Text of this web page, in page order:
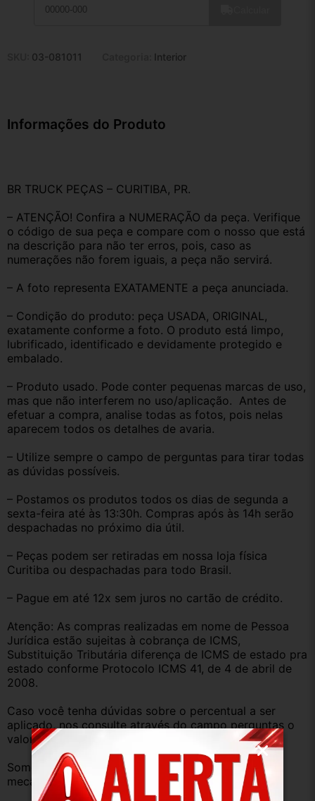
03-081011 Interior
Informações do Produto
BR TRUCK PEÇAS – CURITIBA, PR.
– ATENÇÃO! Confira a NUMERAÇÃO da peça. Verifique
o código de sua peça e compare com o nosso que está
na descrição para não ter erros, pois, caso as
numerações não forem iguais, a peça não servirá.
– A foto representa EXATAMENTE a peça anunciada.
– Condição do produto: peça USADA, ORIGINAL,
exatamente conforme a foto. O produto está limpo,
lubrificado, identificado e devidamente protegido e
embalado.
– Produto usado. Pode conter pequenas marcas de uso,
mas que não interferem no uso/aplicação.  Antes de
efetuar a compra, analise todas as fotos, pois nelas
aparecem todos os detalhes de avaria.
– Utilize sempre o campo de perguntas para tirar todas
as dúvidas possíveis.
– Postamos os produtos todos os dias de segunda a
sexta-feira até às 13:30h. Compras após às 14h serão
despachadas no próximo dia útil.
– Peças podem ser retiradas em nossa loja física
Curitiba ou despachadas para todo Brasil.
– Pague em até 12x sem juros no cartão de crédito.
Atenção: As compras realizadas em nome de Pessoa
Jurídica estão sujeitas à cobrança de ICMS,
Substituição Tributária diferença de ICMS de estado pra
estado conforme Protocolo ICMS 41, de 4 de abril de
2008.
Caso você tenha dúvidas sobre o percentual a ser
aplicado, nos consulte através do campo perguntas o
valor que será acrescentado.
Somos uma empresa com amplo estoque de peças
mecânica, lataria, acessórios, entre outros.